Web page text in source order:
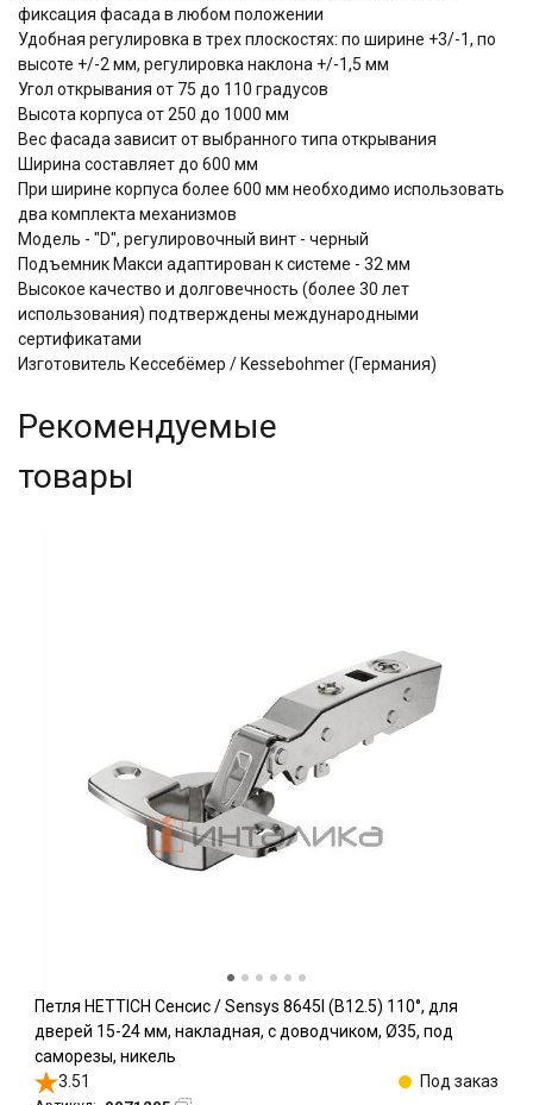
фиксация фасада в любом положении
Удобная регулировка в трех плоскостях: по ширине +3/-1, по
высоте +/-2 мм, регулировка наклона +/-1,5 мм
Угол открывания от 75 до 110 градусов
Высота корпуса от 250 до 1000 мм
Вес фасада зависит от выбранного типа открывания
Ширина составляет до 600 мм
При ширине корпуса более 600 мм необходимо использовать
два комплекта механизмов
Модель - "D", регулировочный винт - черный
Подъемник Макси адаптирован к системе - 32 мм
Высокое качество и долговечность (более 30 лет
использования) подтверждены международными
сертификатами
Изготовитель Кессебёмер / Kessebohmer (Германия)
Рекомендуемые
товары
Петля HETTICH Сенсис / Sensys 8645I (B12.5) 110°, для
дверей 15-24 мм, накладная, с доводчиком, Ø35, под
саморезы, никель
3.51
Под заказ